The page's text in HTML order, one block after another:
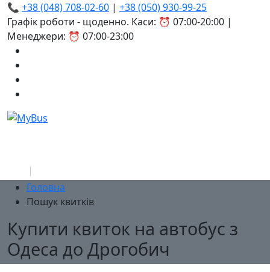
📞 +38 (048) 708-02-60 | +38 (050) 930-99-25
Графік роботи - щоденно. Каси: ⏰ 07:00-20:00 |
Менеджери: ⏰ 07:00-23:00
Головна
Пошук квитків
Купити квиток на автобус з
Одеса до Дрогобич